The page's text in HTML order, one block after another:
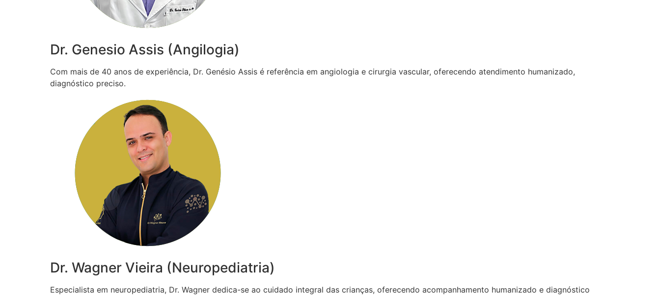
Dr. Genesio Assis (Angilogia)
Com mais de 40 anos de experiência, Dr. Genésio Assis é referência em angiologia e cirurgia vascular, oferecendo atendimento humanizado,
diagnóstico preciso.
Dr. Wagner Vieira (Neuropediatria)
Especialista em neuropediatria, Dr. Wagner dedica-se ao cuidado integral das crianças, oferecendo acompanhamento humanizado e diagnóstico